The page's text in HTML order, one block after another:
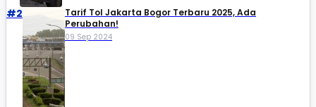
#2
Tarif Tol Jakarta Bogor Terbaru 2025, Ada
Perubahan!
09 Sep 2024